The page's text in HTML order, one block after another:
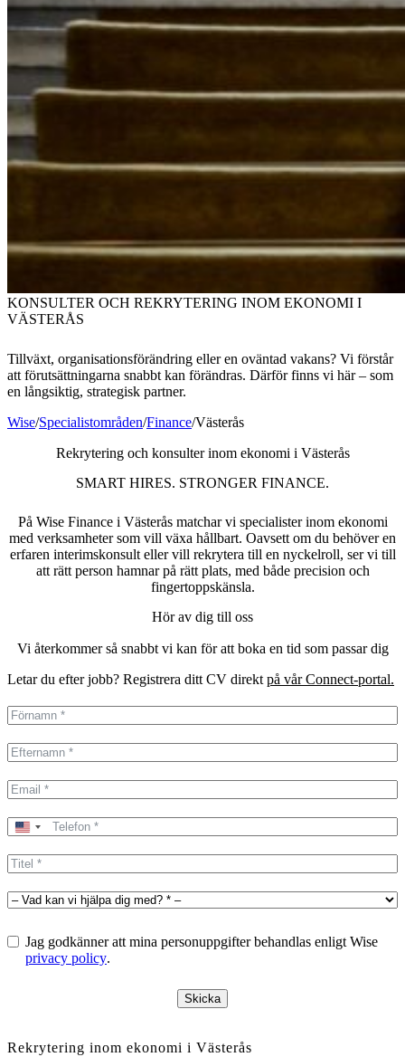
KONSULTER OCH REKRYTERING INOM EKONOMI I
VÄSTERÅS
Tillväxt, organisationsförändring eller en oväntad vakans? Vi förstår
att förutsättningarna snabbt kan förändras. Därför finns vi här – som
en långsiktig, strategisk partner.
Wise/Specialistområden/Finance/Västerås
Rekrytering och konsulter inom ekonomi i Västerås
SMART HIRES. STRONGER FINANCE.
På Wise Finance i Västerås matchar vi specialister inom ekonomi
med verksamheter som vill växa hållbart. Oavsett om du behöver en
erfaren interimskonsult eller vill rekrytera till en nyckelroll, ser vi till
att rätt person hamnar på rätt plats, med både precision och
fingertoppskänsla.
Hör av dig till oss
Vi återkommer så snabbt vi kan för att boka en tid som passar dig
Letar du efter jobb? Registrera ditt CV direkt på vår Connect-portal.
United
+1
Jag godkänner att mina personuppgifter behandlas enligt Wise
privacy policy.
Skicka
Rekrytering inom ekonomi i Västerås